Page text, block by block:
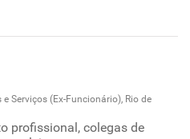
Serviços (Ex-Funcionário), Rio de
profissional, colegas de